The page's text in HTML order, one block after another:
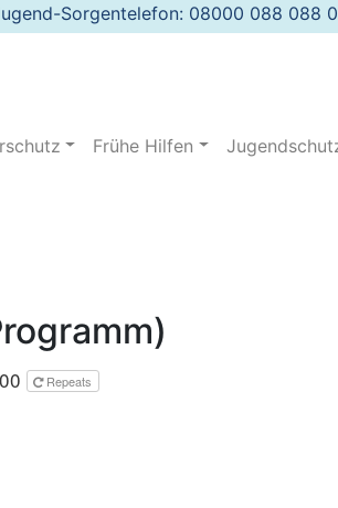
Sorgentelefon: 08000 088 088
Frühe Hilfen
Repeats